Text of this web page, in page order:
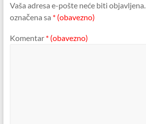
Vaša adresa e-pošte neće biti objavljena.
označena sa * (obavezno)
Komentar * (obavezno)